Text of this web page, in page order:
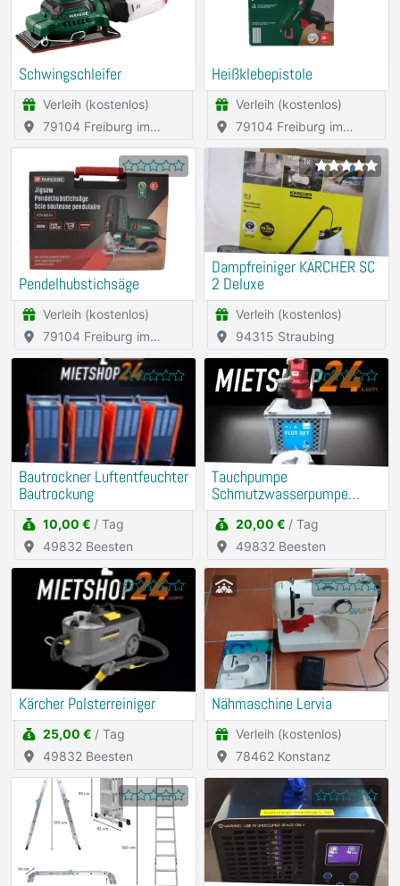
Schwingschleifer
Verleih (kostenlos)
Breisgau
Heißklebepistole
Verleih (kostenlos)
Breisgau
Pendelhubstichsäge
Verleih (kostenlos)
Breisgau
1x
Dampfreiniger KÄRCHER SC
2 Deluxe
Verleih (kostenlos)
94315 Straubing
Bautrockner Luftentfeuchter
Bautrockung
10,00 € / Tag
49832 Beesten
Tauchpumpe
Schmutzwasserpumpe
Flutbox
20,00 € / Tag
49832 Beesten
Kärcher Polsterreiniger
25,00 € / Tag
49832 Beesten
Nähmaschine Lervia
Verleih (kostenlos)
78462 Konstanz